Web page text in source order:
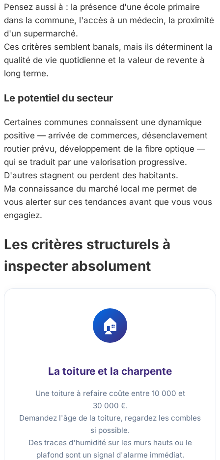
Pensez aussi à : la présence d'une école primaire
dans la commune, l'accès à un médecin, la proximité
d'un supermarché.
Ces critères semblent banals, mais ils déterminent la
qualité de vie quotidienne et la valeur de revente à
long terme.
Le potentiel du secteur
Certaines communes connaissent une dynamique
positive — arrivée de commerces, désenclavement
routier prévu, développement de la fibre optique —
qui se traduit par une valorisation progressive.
D'autres stagnent ou perdent des habitants.
Ma connaissance du marché local me permet de
vous alerter sur ces tendances avant que vous vous
engagiez.
Les critères structurels à
inspecter absolument
🏠
La toiture et la charpente
Une toiture à refaire coûte entre 10 000 et
30 000 €.
Demandez l'âge de la toiture, regardez les combles
si possible.
Des traces d'humidité sur les murs hauts ou le
plafond sont un signal d'alarme immédiat.